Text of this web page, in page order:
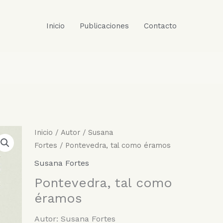
Inicio Publicaciones Contacto
Inicio /Autor /Susana
Fortes / Pontevedra, tal como éramos
Susana Fortes
Pontevedra, tal como
éramos
Autor: Susana Fortes